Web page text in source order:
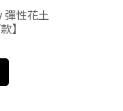
彈性花土
】